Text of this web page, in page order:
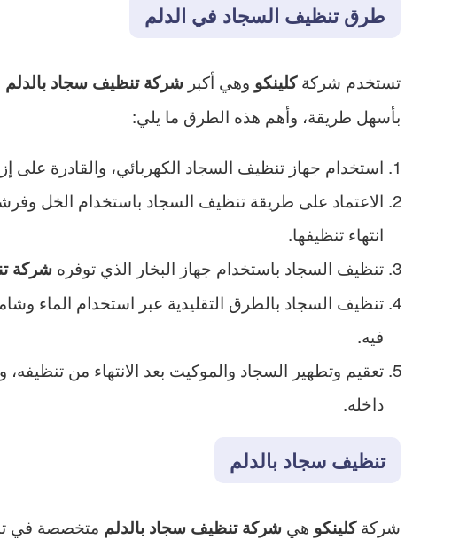
طرق تنظيف السجاد في الدلم
تستخدم شركةكلينكو وهي أكبر شركة تنظيف سجاد بالدلم
بأسهل طريقة، وأهم هذه الطرق ما يلي:
استخدام جهاز تنظيف السجاد الكهربائي، والقادرة على
الاعتماد على طريقة تنظيف السجاد باستخدام الخل
انتهاء تنظيفها.
تنظيف السجاد باستخدام جهاز البخار الذي توفره شركة
تنظيف السجاد بالطرق التقليدية عبر استخدام الماء
فيه.
تعقيم وتطهير السجاد والموكيت بعد الانتهاء من
داخله.
تنظيف سجاد بالدلم
شركةكلينكو هي شركة تنظيف سجاد بالدلم متخصصة في